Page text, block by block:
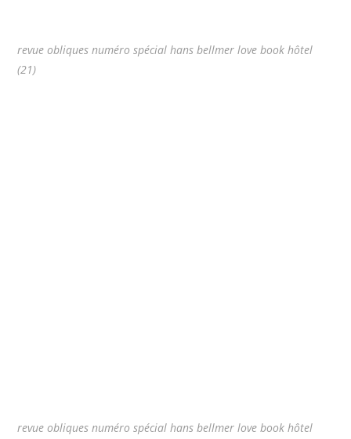
revue obliques numéro spécial hans bellmer love book hôtel
(21)
revue obliques numéro spécial hans bellmer love book hôtel